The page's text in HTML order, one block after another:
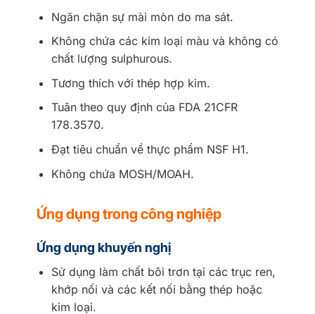
Ngăn chặn sự mài mòn do ma sát.
Không chứa các kim loại màu và không có
chất lượng sulphurous.
Tương thích với thép hợp kim.
Tuân theo quy định của FDA 21CFR
178.3570.
Đạt tiêu chuẩn về thực phẩm NSF H1.
Không chứa MOSH/MOAH.
Ứng dụng trong công nghiệp
Ứng dụng khuyến nghị
Sử dụng làm chất bôi trơn tại các trục ren,
khớp nối và các kết nối bằng thép hoặc
kim loại.